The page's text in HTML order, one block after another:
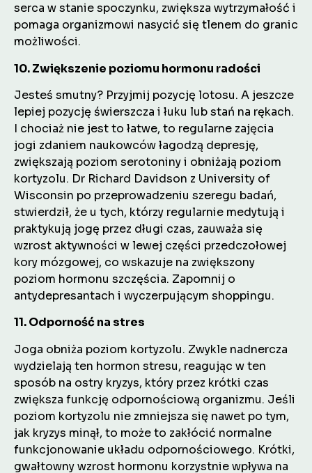
serca w stanie spoczynku, zwiększa wytrzymałość i
pomaga organizmowi nasycić się tlenem do granic
możliwości.
10. Zwiększenie poziomu hormonu radości
Jesteś smutny? Przyjmij pozycję lotosu. A jeszcze
lepiej pozycję świerszcza i łuku lub stań na rękach.
I chociaż nie jest to łatwe, to regularne zajęcia
jogi zdaniem naukowców łagodzą depresję,
zwiększają poziom serotoniny i obniżają poziom
kortyzolu. Dr Richard Davidson z University of
Wisconsin po przeprowadzeniu szeregu badań,
stwierdził, że u tych, którzy regularnie medytują i
praktykują jogę przez długi czas, zauważa się
wzrost aktywności w lewej części przedczołowej
kory mózgowej, co wskazuje na zwiększony
poziom hormonu szczęścia. Zapomnij o
antydepresantach i wyczerpującym shoppingu.
11. Odporność na stres
Joga obniża poziom kortyzolu. Zwykle nadnercza
wydzielają ten hormon stresu, reagując w ten
sposób na ostry kryzys, który przez krótki czas
zwiększa funkcję odpornościową organizmu. Jeśli
poziom kortyzolu nie zmniejsza się nawet po tym,
jak kryzys minął, to może to zakłócić normalne
funkcjonowanie układu odpornościowego. Krótki,
gwałtowny wzrost hormonu korzystnie wpływa na